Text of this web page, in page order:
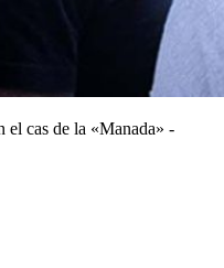
el cas de la «Manada» -